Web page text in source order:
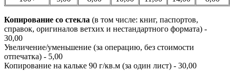
Копирование со стекла (в том числе: книг, паспортов,
справок, оригиналов ветхих и нестандартного формата) -
30,00
Увеличение/уменьшение (за операцию, без стоимости
отпечатка) - 5,00
Копирование на кальке 90 г/кв.м (за один лист) - 30,00